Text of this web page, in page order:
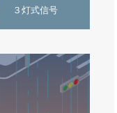
３灯式信号